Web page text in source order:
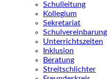
Schulleitung
Kollegium
Sekretariat
Schulvereinbarung
Unterrichtszeiten
Inklusion
Beratung
Streitschlichter